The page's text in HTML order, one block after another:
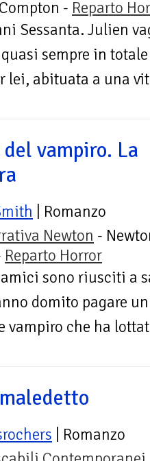
- Reparto
Sessanta. Julien
sempre in
lei, abituata a una
vampiro. La
| Romanzo
Newton -
Reparto Horror
sono riusciti a
domito pagare
vampiro che ha
| Romanzo